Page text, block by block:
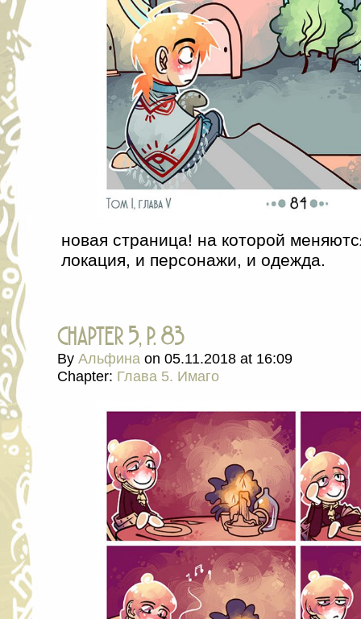
новая страница! на которой
локация, и персонажи, и одежда.
chapter 5, p. 83
By Альфина on 05.11.2018 at 16:09
Chapter: Глава 5. Имаго